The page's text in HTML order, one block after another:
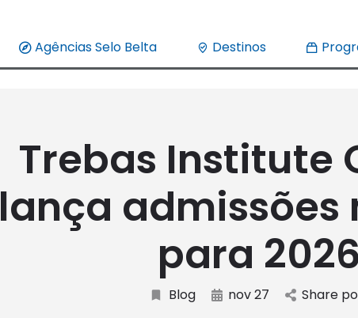
Agências Selo Belta Destinos
Trebas Institute
lança admissões
para 2026
Blog nov 27 Share